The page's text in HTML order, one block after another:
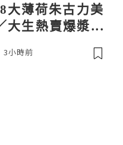
大薄荷朱古力美
大生熱賣爆漿蛋
3小時前